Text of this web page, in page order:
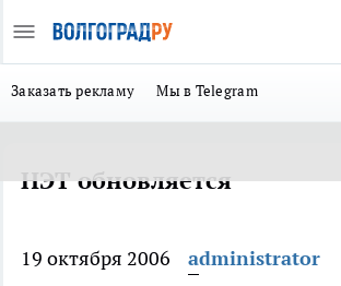
Заказать рекламу Мы в Telegram
НЭТ обновляется
19 октября 2006
administrator